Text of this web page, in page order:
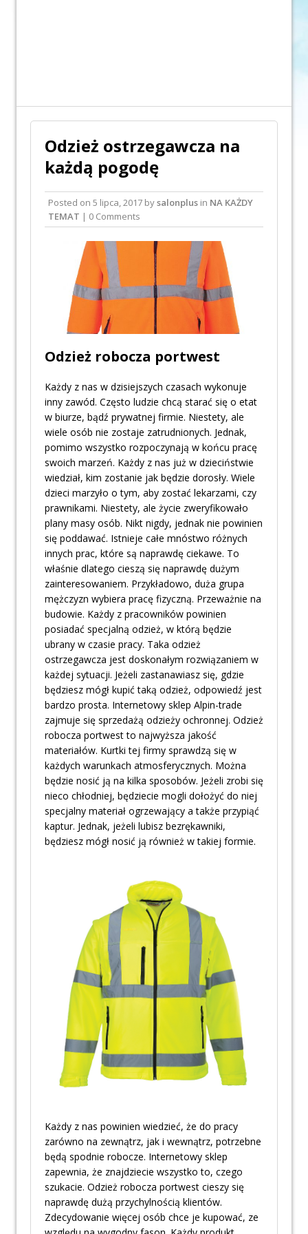
Odzież ostrzegawcza na
każdą pogodę
Posted on 5 lipca, 2017 bysalonplus in NA KAŻDY
TEMAT | 0 Comments
Odzież robocza portwest
Każdy z nas w dzisiejszych czasach wykonuje
inny zawód. Często ludzie chcą starać się o etat
w biurze, bądź prywatnej firmie. Niestety, ale
wiele osób nie zostaje zatrudnionych. Jednak,
pomimo wszystko rozpoczynają w końcu pracę
swoich marzeń. Każdy z nas już w dzieciństwie
wiedział, kim zostanie jak będzie dorosły. Wiele
dzieci marzyło o tym, aby zostać lekarzami, czy
prawnikami. Niestety, ale życie zweryfikowało
plany masy osób. Nikt nigdy, jednak nie powinien
się poddawać. Istnieje całe mnóstwo różnych
innych prac, które są naprawdę ciekawe. To
właśnie dlatego cieszą się naprawdę dużym
zainteresowaniem. Przykładowo, duża grupa
mężczyzn wybiera pracę fizyczną. Przeważnie na
budowie. Każdy z pracowników powinien
posiadać specjalną odzież, w którą będzie
ubrany w czasie pracy. Taka odzież
ostrzegawcza jest doskonałym rozwiązaniem w
każdej sytuacji. Jeżeli zastanawiasz się, gdzie
będziesz mógł kupić taką odzież, odpowiedź jest
bardzo prosta. Internetowy sklep Alpin-trade
zajmuje się sprzedażą odzieży ochronnej. Odzież
robocza portwest to najwyższa jakość
materiałów. Kurtki tej firmy sprawdzą się w
każdych warunkach atmosferycznych. Można
będzie nosić ją na kilka sposobów. Jeżeli zrobi się
nieco chłodniej, będziecie mogli dołożyć do niej
specjalny materiał ogrzewający a także przypiąć
kaptur. Jednak, jeżeli lubisz bezrękawniki,
będziesz mógł nosić ją również w takiej formie.
Każdy z nas powinien wiedzieć, że do pracy
zarówno na zewnątrz, jak i wewnątrz, potrzebne
będą spodnie robocze. Internetowy sklep
zapewnia, że znajdziecie wszystko to, czego
szukacie. Odzież robocza portwest cieszy się
naprawdę dużą przychylnością klientów.
Zdecydowanie więcej osób chce je kupować, ze